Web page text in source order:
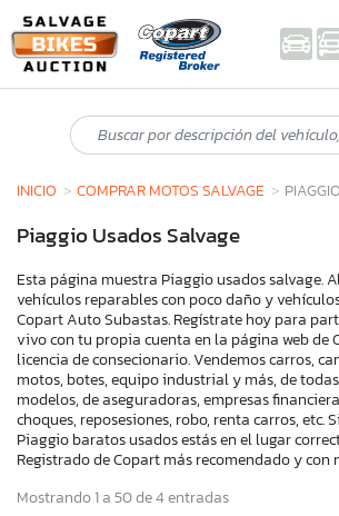
INICIO COMPRAR MOTOS SALVAGE PIAGGIO
Piaggio Usados Salvage
Esta página muestra Piaggio usados salvage.
vehículos reparables con poco daño y
Copart Auto Subastas. Regístrate hoy para
vivo con tu propia cuenta en la página web de
licencia de consecionario. Vendemos carros,
motos, botes, equipo industrial y más, de
modelos, de aseguradoras, empresas
choques, reposesiones, robo, renta carros, etc.
Piaggio baratos usados estás en el lugar
Registrado de Copart más recomendado y con
Mostrando 1 a 50 de 4 entradas